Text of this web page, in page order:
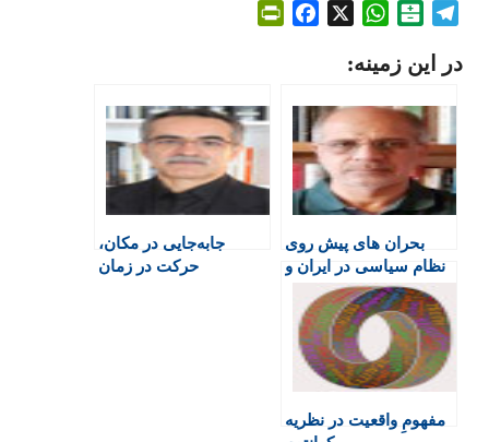
l
g
r
a
m
t
a
r
i
n
W
a
s
A
p
p
t
F
r
e
در این زمینه:
بحران های پیش روی
نظام سیاسی در ایران و
گفتمان های موجود
جابه‌جایی در مکان،
حرکت در زمان
مفهومِ واقعیت در نظریه